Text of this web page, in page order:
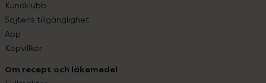
Kundklubb
Sajtens tillgänglighet
App
Köpvillkor
Om recept och läkemedel